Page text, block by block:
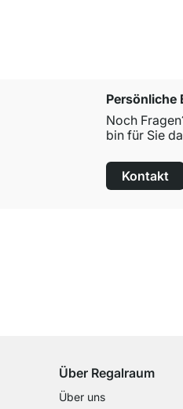
Persönliche
Noch
bin für Sie
Kontakt
Über Regalraum
Über uns